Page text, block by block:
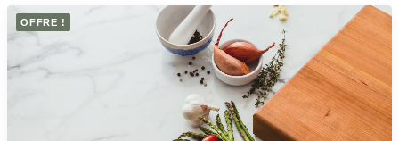
sélectionnées
sur
la
page
du
existe
en
plusieurs
variantes.
Les
OFFRE !